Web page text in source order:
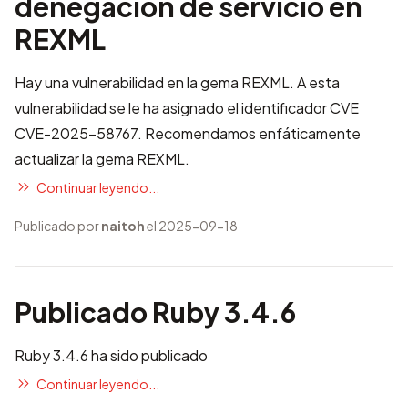
REXML
Hay una vulnerabilidad en la gema REXML. A esta
vulnerabilidad se le ha asignado el identificador CVE
CVE-2025-58767. Recomendamos enfáticamente
actualizar la gema REXML.
Continuar leyendo...
Publicado pornaitohel 2025-09-18
Publicado Ruby 3.4.6
Ruby 3.4.6 ha sido publicado
Continuar leyendo...